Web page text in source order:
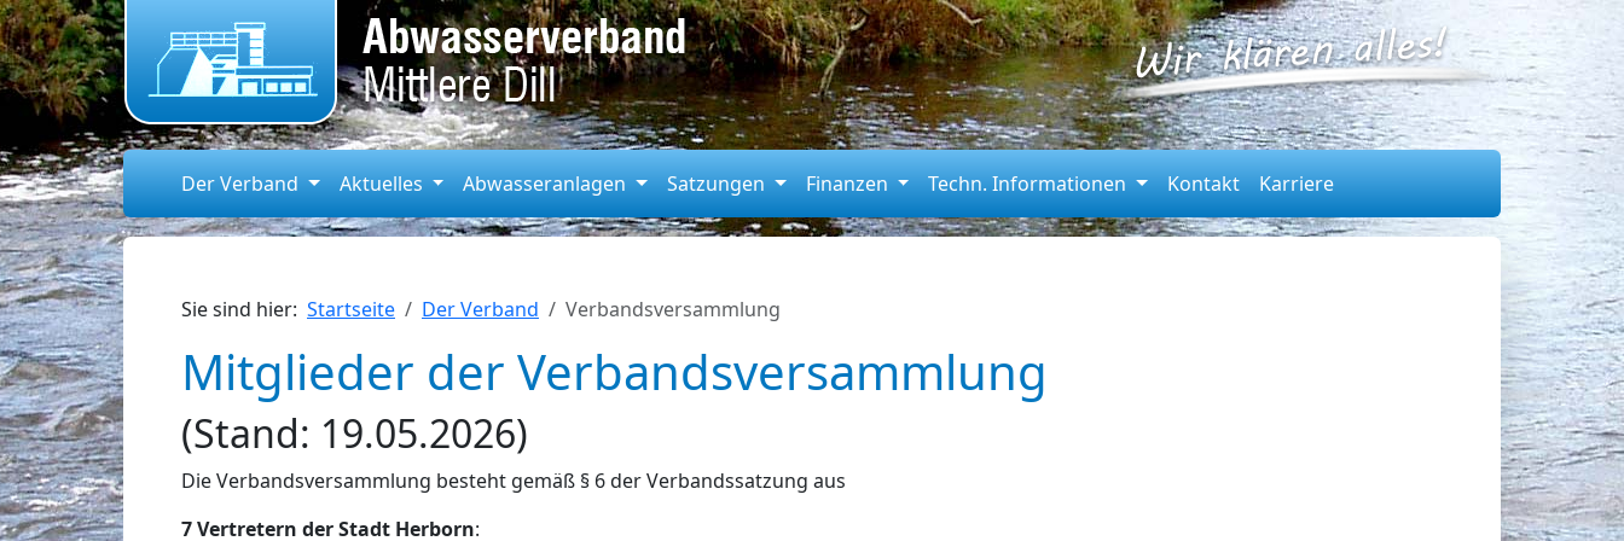
Der Verband Aktuelles Abwasseranlagen Satzungen Finanzen Techn. Informationen Kontakt Karriere
Sie sind hier: Startseite Der Verband Verbandsversammlung
Mitglieder der Verbandsversammlung
(Stand: 19.05.2026)
Die Verbandsversammlung besteht gemäß § 6 der Verbandssatzung aus
7 Vertretern der Stadt Herborn: